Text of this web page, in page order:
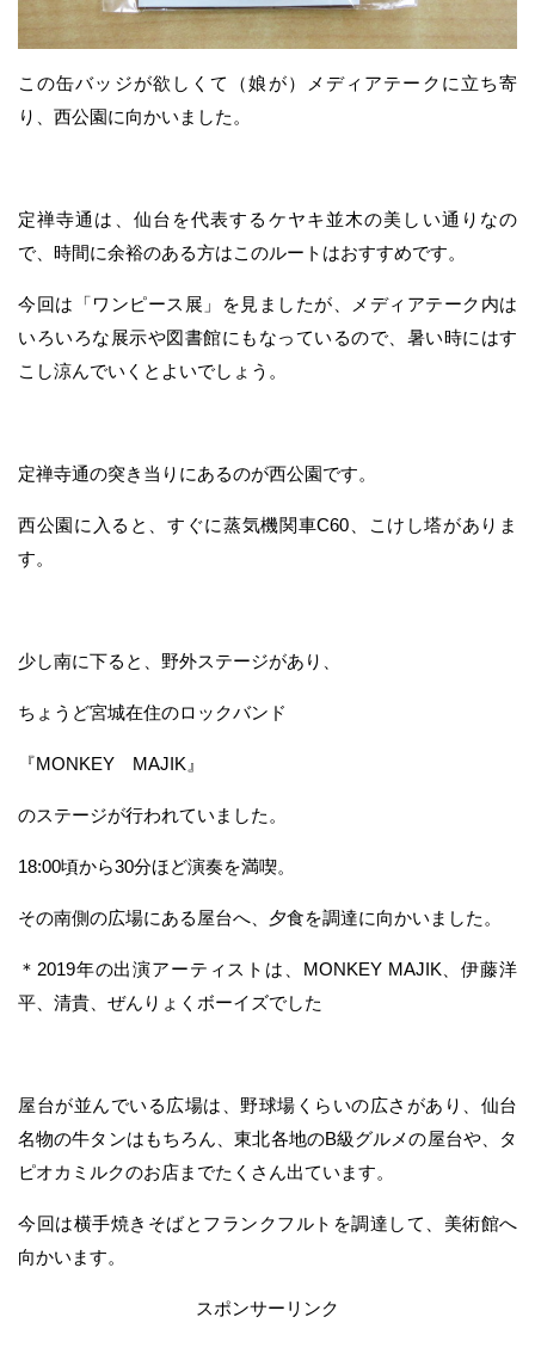
この缶バッジが欲しくて（娘が）メディアテークに立ち寄
り、西公園に向かいました。
定禅寺通は、仙台を代表するケヤキ並木の美しい通りなの
で、時間に余裕のある方はこのルートはおすすめです。
今回は「ワンピース展」を見ましたが、メディアテーク内は
いろいろな展示や図書館にもなっているので、暑い時にはす
こし涼んでいくとよいでしょう。
定禅寺通の突き当りにあるのが西公園です。
西公園に入ると、すぐに蒸気機関車C60、こけし塔がありま
す。
少し南に下ると、野外ステージがあり、
ちょうど宮城在住のロックバンド
『MONKEY MAJIK』
のステージが行われていました。
18:00頃から30分ほど演奏を満喫。
その南側の広場にある屋台へ、夕食を調達に向かいました。
＊2019年の出演アーティストは、MONKEY MAJIK、伊藤洋
平、清貴、ぜんりょくボーイズでした
屋台が並んでいる広場は、野球場くらいの広さがあり、仙台
名物の牛タンはもちろん、東北各地のB級グルメの屋台や、タ
ピオカミルクのお店までたくさん出ています。
今回は横手焼きそばとフランクフルトを調達して、美術館へ
向かいます。
スポンサーリンク